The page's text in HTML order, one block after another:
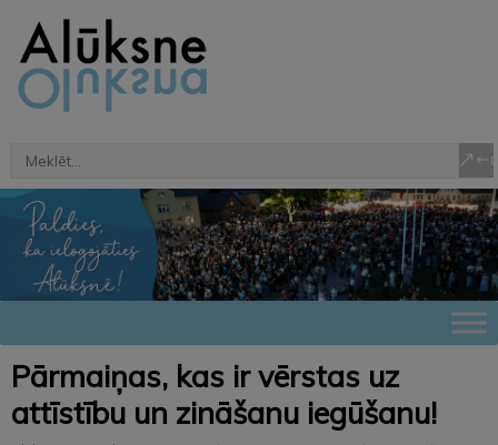
Pārmaiņas, kas ir vērstas uz
attīstību un zināšanu iegūšanu!